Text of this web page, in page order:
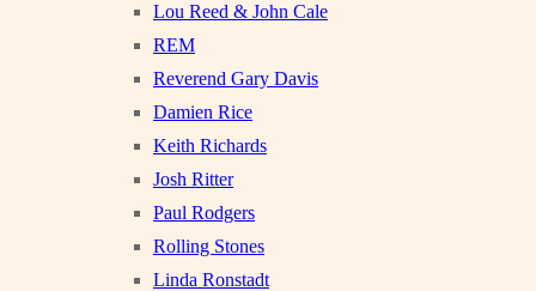
Lou Reed & John Cale
REM
Reverend Gary Davis
Damien Rice
Keith Richards
Josh Ritter
Paul Rodgers
Rolling Stones
Linda Ronstadt